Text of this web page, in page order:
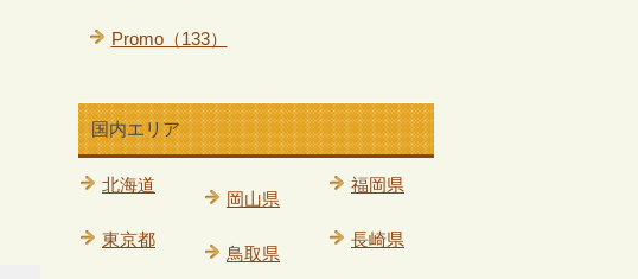
Promo（133）
国内エリア
北海道
東京都
岡山県
鳥取県
福岡県
長崎県